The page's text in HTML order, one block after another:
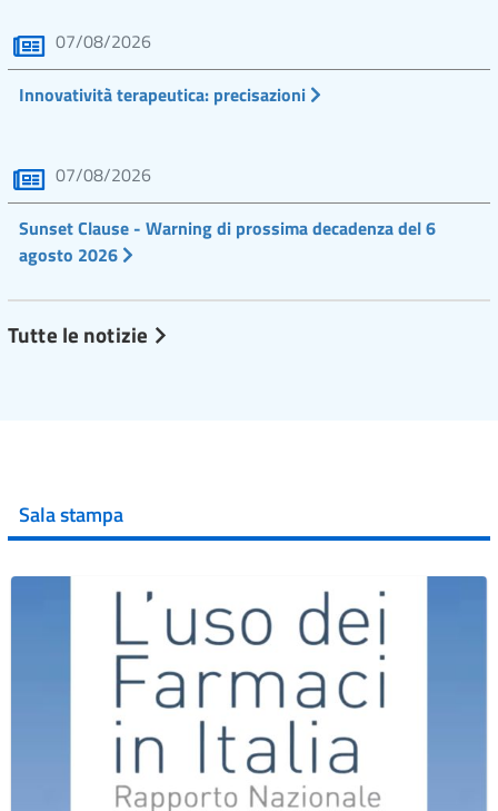
07/08/2026
Innovatività terapeutica: precisazioni
07/08/2026
Sunset Clause - Warning di prossima decadenza del 6
agosto 2026
Tutte le notizie
Sala stampa